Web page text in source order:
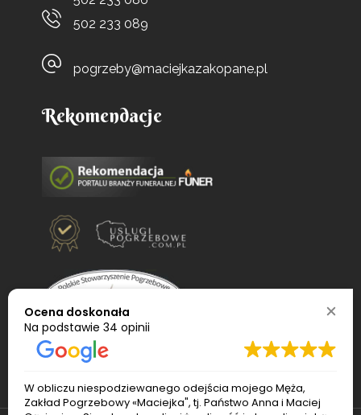
502 233 089
pogrzeby@maciejkazakopane.pl
Rekomendacje
Ocena doskonała
Na podstawie 34 opinii
W obliczu niespodziewanego odejścia mojego Męża,
Zakład Pogrzebowy «Maciejka", tj. Państwo Anna i Maciej